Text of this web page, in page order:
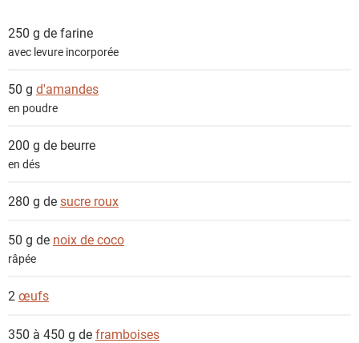
i
e
n
t
250 g defarine
avec levure incorporée
50 g d'amandes
en poudre
200 g de beurre
en dés
280 g desucre roux
50 g de noix de coco
râpée
2 œufs
350 à 450 g deframboises